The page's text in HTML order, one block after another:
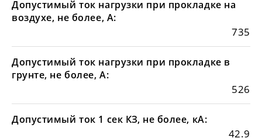
Допустимый ток нагрузки при прокладке на
воздухе, не более, А:
735
Допустимый ток нагрузки при прокладке в
грунте, не более, А:
526
Допустимый ток 1 сек КЗ, не более, кА:
42.9